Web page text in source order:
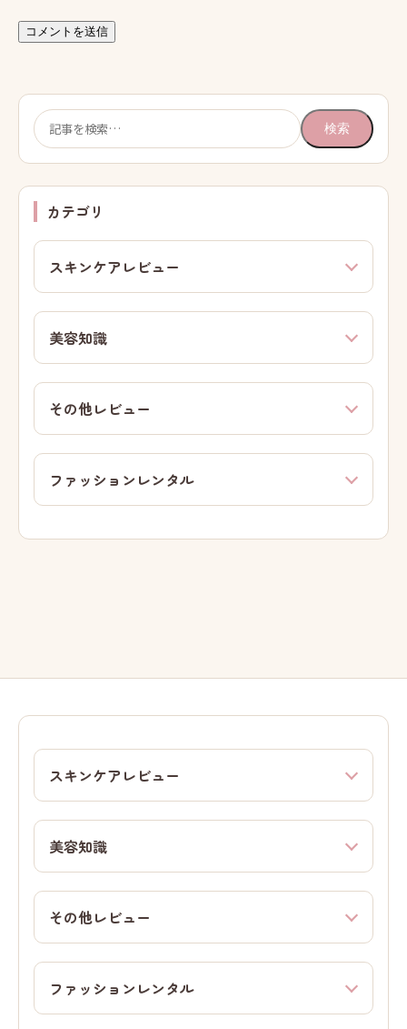
検
索:
検索
カテゴリ
スキンケアレビュー
美容知識
その他レビュー
ファッションレンタル
スキンケアレビュー
美容知識
その他レビュー
ファッションレンタル